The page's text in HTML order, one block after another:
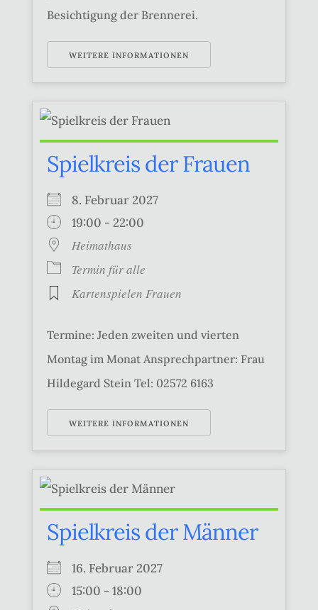
Besichtigung der Brennerei.
WEITERE INFORMATIONEN
Spielkreis der Frauen
8. Februar 2027
19:00 - 22:00
Heimathaus
Termin für alle
Kartenspielen Frauen
Termine: Jeden zweiten und vierten
Montag im Monat Ansprechpartner: Frau
Hildegard Stein Tel: 02572 6163
WEITERE INFORMATIONEN
Spielkreis der Männer
16. Februar 2027
15:00 - 18:00